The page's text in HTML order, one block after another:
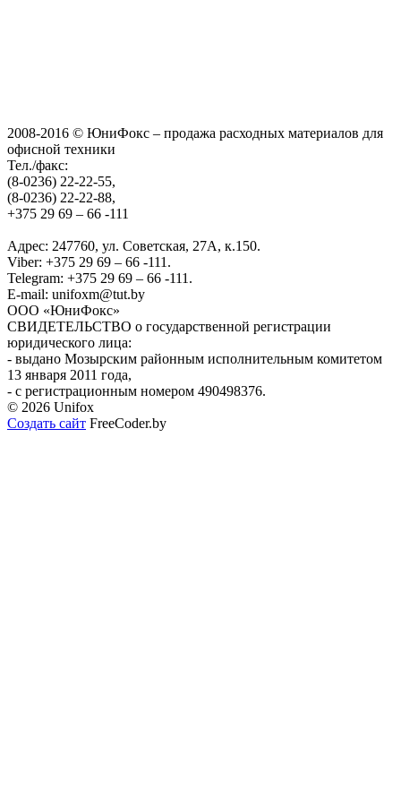
2008-2016 © ЮниФокс – продажа расходных материалов для
офисной техники
Тел./факс:
(8-0236) 22-22-55,
(8-0236) 22-22-88,
+375 29 69 – 66 -111
Адрес: 247760, ул. Советская, 27А, к.150.
Viber: +375 29 69 – 66 -111.
Telegram: +375 29 69 – 66 -111.
E-mail: unifoxm@tut.by
ООО «ЮниФокс»
СВИДЕТЕЛЬСТВО о государственной регистрации
юридического лица:
- выдано Мозырским районным исполнительным комитетом
13 января 2011 года,
- с регистрационным номером 490498376.
© 2026 Unifox
Создать сайт FreeCoder.by